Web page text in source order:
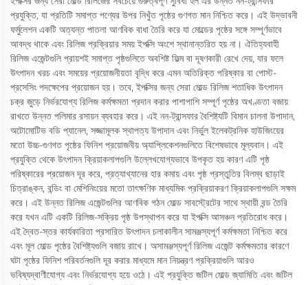
প্রযুক্তি, যা প্রতিটি সমাপ্ত পণ্যের উপর নিখুঁত পৃষ্ঠের গুণগত মান নিশ্চিত করে। এই উদ্ভাবনী
ফর্মুলেশন একটি অত্যন্ত পাতলা আণবিক বাধা তৈরি করে যা মোল্ডের পৃষ্ঠের সঙ্গে সম্পূর্ণভাবে
আবদ্ধ থাকে এবং রিলিজ প্রক্রিয়ার সময় ইপক্সি অংশে স্থানান্তরিত হয় না। ঐতিহ্যবাহী
রিলিজ এজেন্টগুলি প্রায়শই সমাপ্ত পৃষ্ঠগুলিতে অবশিষ্ট ফিল্ম বা দূষণকারী রেখে দেয়, যার ফলে
উৎপাদন খরচ এবং সময়ের প্রয়োজনীয়তা বৃদ্ধি করে এমন অতিরিক্ত পরিষ্কার বা পোস্ট-
প্রসেসিং পদক্ষেপের প্রয়োজন হয়। তবে, ইপক্সির জন্য সেরা মোল্ড রিলিজ শতাধিক উৎপাদন
চক্র জুড়ে নির্ভরযোগ্য রিলিজ কর্মক্ষমতা প্রদান করার পাশাপাশি সম্পূর্ণ পৃষ্ঠের অখণ্ডতা বজায়
রাখতে উন্নত পলিমার রসায়ন ব্যবহার করে। এই নন-ট্রান্সফার বৈশিষ্ট্যটি বিমান চালনা উপাদান,
অটোমোটিভ বডি প্যানেল, সজ্জামূলক স্থাপত্য উপাদান এবং নির্ভুল ইলেকট্রনিক হাউজিংয়ের
মতো উচ্চ-গুণগত পৃষ্ঠের ফিনিশ প্রয়োজনীয় অ্যাপ্লিকেশনগুলিতে বিশেষভাবে মূল্যবান। এই
প্রযুক্তি থেকে উৎপাদন ক্রিয়াকলাপগুলি উল্লেখযোগ্যভাবে উপকৃত হয় কারণ এটি পৃষ্ঠ
পরিষ্কারের প্রয়োজন দূর করে, প্রত্যাখ্যানের হার কমায় এবং পৃষ্ঠ প্রস্তুতির বিলম্ব ছাড়াই
চিত্রাঙ্কন, বন্ডিং বা মেশিনিংয়ের মতো তাৎক্ষণিক মাধ্যমিক প্রক্রিয়াকরণ ক্রিয়াকলাপগুলি সক্ষম
করে। এই উন্নত রিলিজ এজেন্টগুলির আণবিক গঠন মোল্ড সাবস্ট্রেটের সাথে স্থায়ী বন্ড তৈরি
করে যখন এটি একটি রিলিজ-সক্রিয় পৃষ্ঠ উপস্থাপন করে যা ইপক্সি আসঞ্চন প্রতিরোধ করে।
এই দ্বৈত-স্তর কার্যকারিতা প্রসারিত উৎপাদন চলাকালীন সামঞ্জস্যপূর্ণ কর্মক্ষমতা নিশ্চিত করে
এবং মূল মোল্ড পৃষ্ঠের বৈশিষ্ট্যগুলি বজায় রাখে। অসামঞ্জস্যপূর্ণ রিলিজ এজেন্ট কর্মক্ষমতার কারণে
ঘটা পৃষ্ঠের ফিনিশ পরিবর্তনগুলি দূর করার মাধ্যমে মান নিয়ন্ত্রণ প্রক্রিয়াগুলি আরও
ভবিষ্যদ্বাণীযোগ্য এবং নির্ভরযোগ্য হয়ে ওঠে। এই প্রযুক্তি জটিল মোল্ড জ্যামিতি এবং জটিল